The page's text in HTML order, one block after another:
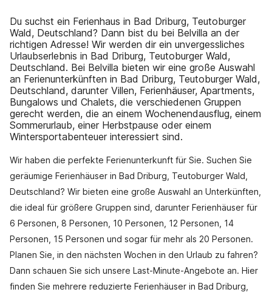
Du suchst ein Ferienhaus in Bad Driburg, Teutoburger
Wald, Deutschland? Dann bist du bei Belvilla an der
richtigen Adresse! Wir werden dir ein unvergessliches
Urlaubserlebnis in Bad Driburg, Teutoburger Wald,
Deutschland. Bei Belvilla bieten wir eine große Auswahl
an Ferienunterkünften in Bad Driburg, Teutoburger Wald,
Deutschland, darunter Villen, Ferienhäuser, Apartments,
Bungalows und Chalets, die verschiedenen Gruppen
gerecht werden, die an einem Wochenendausflug, einem
Sommerurlaub, einer Herbstpause oder einem
Wintersportabenteuer interessiert sind.
Wir haben die perfekte Ferienunterkunft für Sie. Suchen Sie
geräumige Ferienhäuser in Bad Driburg, Teutoburger Wald,
Deutschland? Wir bieten eine große Auswahl an Unterkünften,
die ideal für größere Gruppen sind, darunter Ferienhäuser für
6 Personen, 8 Personen, 10 Personen, 12 Personen, 14
Personen, 15 Personen und sogar für mehr als 20 Personen.
Planen Sie, in den nächsten Wochen in den Urlaub zu fahren?
Dann schauen Sie sich unsere Last-Minute-Angebote an. Hier
finden Sie mehrere reduzierte Ferienhäuser in Bad Driburg,